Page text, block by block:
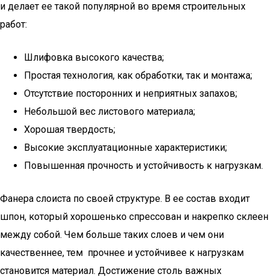
и делает ее такой популярной во время строительных
работ:
Шлифовка высокого качества;
Простая технология, как обработки, так и монтажа;
Отсутствие посторонних и неприятных запахов;
Небольшой вес листового материала;
Хорошая твердость;
Высокие эксплуатационные характеристики;
Повышенная прочность и устойчивость к нагрузкам.
Фанера слоиста по своей структуре. В ее состав входит
шпон, который хорошенько спрессован и накрепко склеен
между собой. Чем больше таких слоев и чем они
качественнее, тем прочнее и устойчивее к нагрузкам
становится материал. Достижение столь важных